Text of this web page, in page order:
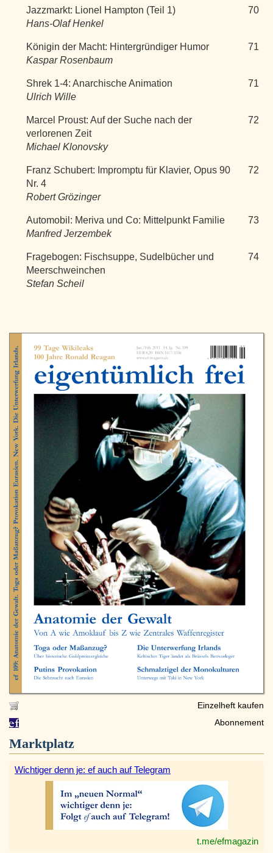
Jazzmarkt: Lionel Hampton (Teil 1)
Hans-Olaf Henkel
70
Königin der Macht: Hintergründiger Humor
Kaspar Rosenbaum
71
Shrek 1-4: Anarchische Animation
Ulrich Wille
71
Marcel Proust: Auf der Suche nach der
verlorenen Zeit
Michael Klonovsky
72
Franz Schubert: Impromptu für Klavier, Opus 90
Nr. 4
Robert Grözinger
72
Automobil: Meriva und Co: Mittelpunkt Familie
Manfred Jerzembek
73
Fragebogen: Fischsuppe, Sudelbücher und
Meerschweinchen
Stefan Scheil
74
Einzelheft kaufen
Abonnement
Marktplatz
Wichtiger denn je: ef auch auf Telegram
t.me/efmagazin